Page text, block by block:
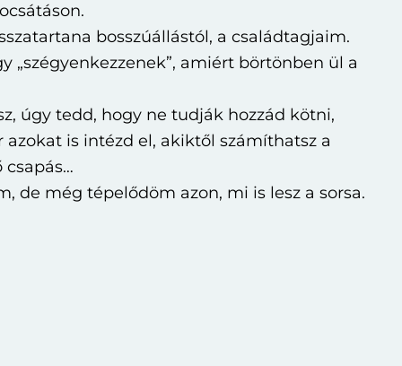
bosszúállástól, a családtagjaim.
„szégyenkezzenek”, amiért börtönben ül a
úgy tedd, hogy ne tudják hozzád kötni,
azokat is intézd el, akiktől számíthatsz a
csapás…
de még tépelődöm azon, mi is lesz a sorsa.